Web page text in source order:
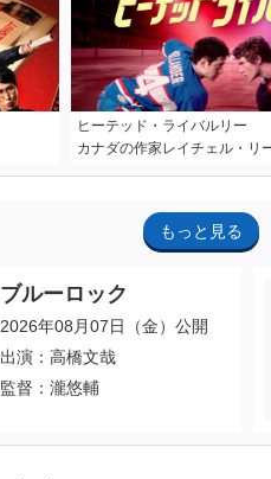
ヒーテッド・ライバルリー
カナダの作家レイチェル・リ
もっと見る
ブルーロック
2026年08月07日（金）公開
出演：高橋文哉
監督：瀧悠輔